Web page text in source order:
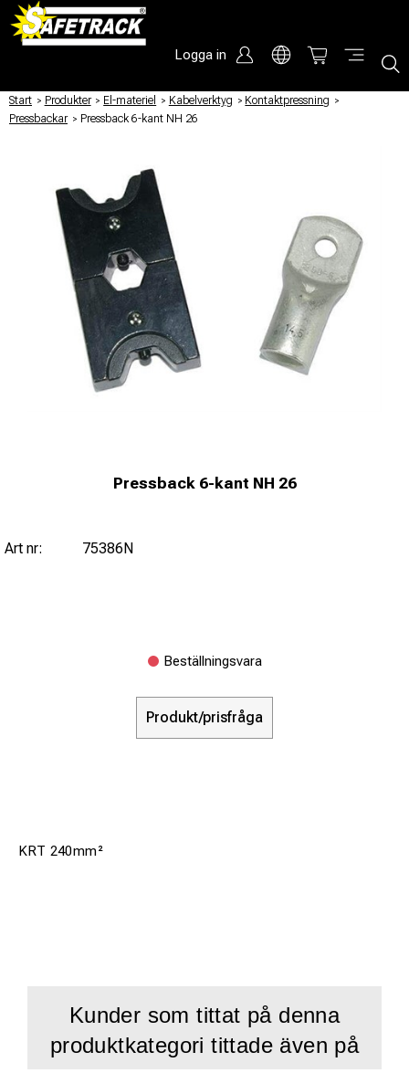
Logga in
Start / Produkter / El-materiel / Kabelverktyg / Kontaktpressning /
Pressbackar / Pressback 6-kant NH 26
Pressback 6-kant NH 26
Art nr: 75386N
Beställningsvara
Produkt/prisfråga
KRT 240mm²
Kunder som tittat på denna
produktkategori tittade även på